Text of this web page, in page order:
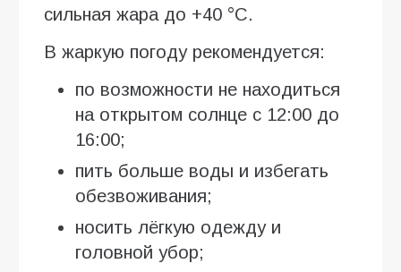
сильная жара до +40 °C.
В жаркую погоду рекомендуется:
по возможности не находиться
на открытом солнце с 12:00 до
16:00;
пить больше воды и избегать
обезвоживания;
носить лёгкую одежду и
головной убор;